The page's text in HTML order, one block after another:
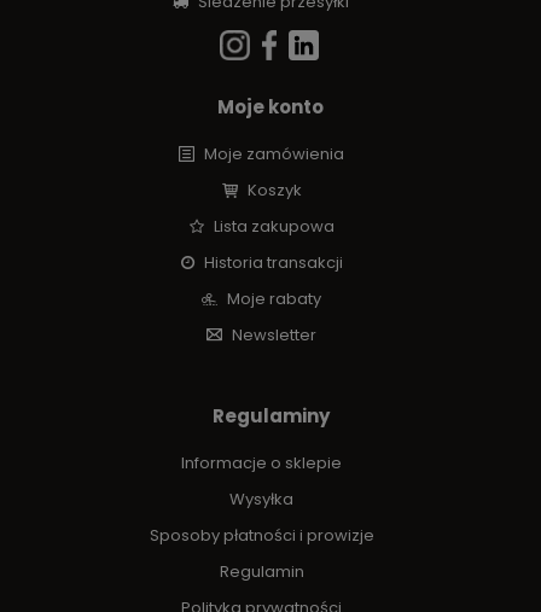
Moje konto
Moje zamówienia
Koszyk
Lista zakupowa
Historia transakcji
Moje rabaty
Newsletter
Regulaminy
Informacje o sklepie
Wysyłka
Sposoby płatności i prowizje
Regulamin
Polityka prywatności